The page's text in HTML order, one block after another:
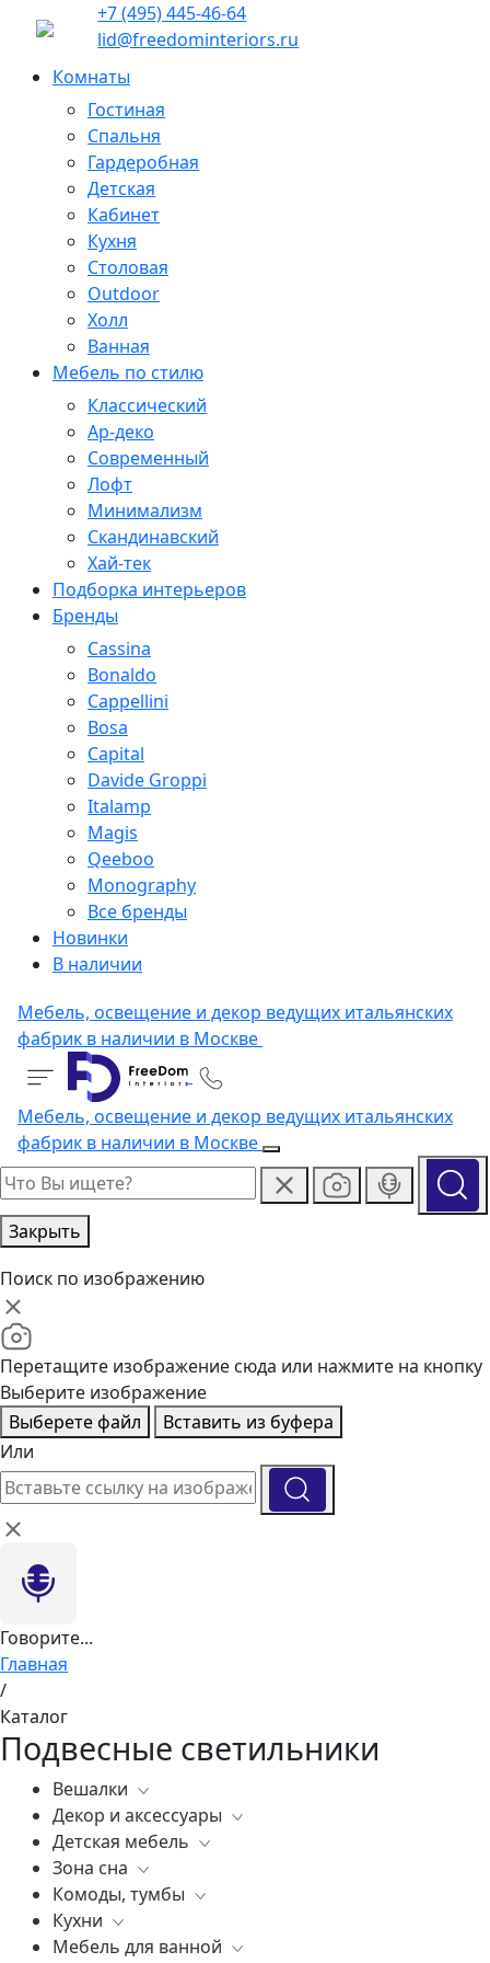
+7 (495) 445-46-64
lid@freedominteriors.ru
Комнаты
Гостиная
Спальня
Гардеробная
Детская
Кабинет
Кухня
Столовая
Outdoor
Холл
Ванная
Мебель по стилю
Классический
Ар-деко
Современный
Лофт
Минимализм
Скандинавский
Хай-тек
Подборка интерьеров
Бренды
Cassina
Bonaldo
Cappellini
Bosa
Capital
Davide Groppi
Italamp
Magis
Qeeboo
Monography
Все бренды
Новинки
В наличии
Мебель, освещение и декор ведущих итальянских
фабрик в наличии в Москве
Мебель, освещение и декор ведущих итальянских
фабрик в наличии в Москве
Закрыть
Поиск по изображению
Перетащите изображение сюда или нажмите на кнопку
Выберите изображение
Выберете файл
Вставить из буфера
Или
Говорите...
Главная
/
Каталог
Подвесные светильники
Вешалки
Все
Декор и аксессуары
Все
Вазы
Элитные зеркала
Ковры
Статуэтки
Детская мебель
Все
Комоды, тумбы
Зеркала
Освещение
Зона сна
Все
Постельное белье
Матрасы
Комоды, тумбы
Все
Бары
Кухни
Все
Мебель для ванной